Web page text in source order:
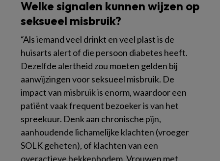
Welke signalen kunnen wijzen op
seksueel misbruik?
“Als iemand veel drinkt en veel plast is de
huisarts alert of die persoon diabetes heeft.
Dezelfde alertheid zou moeten gelden bij
aanwijzingen voor seksueel misbruik. De
impact van misbruik is enorm, waardoor een
patiënt vaak frequent bezoeker is van het
spreekuur. Denk aan chronische pijn,
aanhoudende lichamelijke klachten (vroeger
SOLK geheten), of klachten van een
overactieve bekkenbodem. Vrouwen met